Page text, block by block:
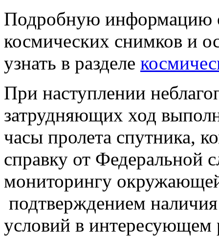
Подробную информацию
космических снимков и
узнать в разделе
При наступлении
затрудняющих ход
часы пролета спутника,
справку от Федеральной
мониторингу
подтверждением
условий в интересующем